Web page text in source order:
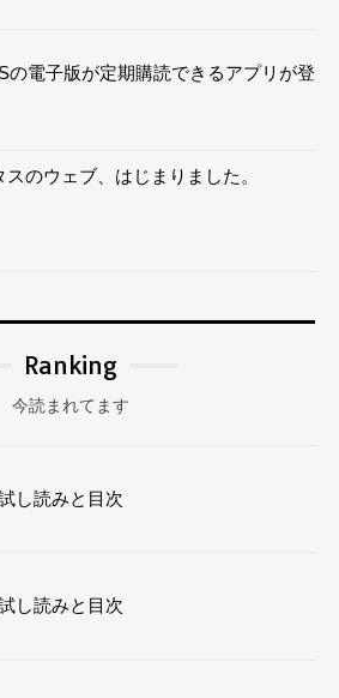
の電子版が定期購読できるアプリが登
スのウェブ、はじまりました。
Ranking
今読まれてます
し読みと目次
し読みと目次